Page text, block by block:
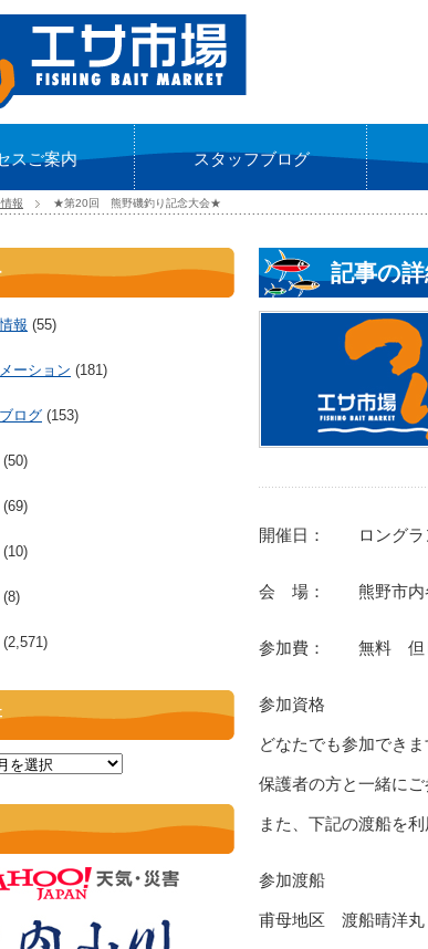
スご案内 スタッフブログ
報 ★第20回 熊野磯釣り記念大会★
記事の
開催日： ロングラ
会 場： 熊野市内
参加費： 無料 但し
参加資格
どなたでも参加でき
保護者の方と一緒にご
また、下記の渡船を
参加渡船
甫母地区 渡
報 (55)
ーション (181)
ログ (153)
(50)
(69)
(10)
(8)
(2,571)